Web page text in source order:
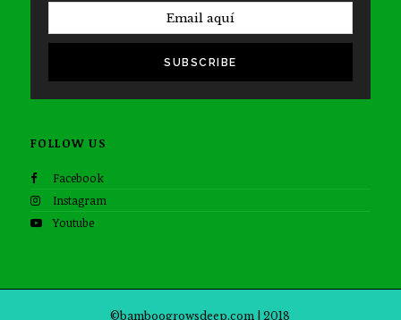
SUBSCRIBE
FOLLOW US
Facebook
Instagram
Youtube
©bamboogrowsdeep.com | 2018